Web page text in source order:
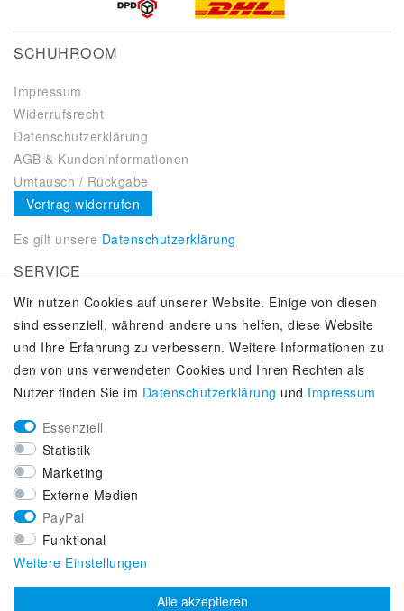
SCHUHROOM
Impressum
Widerrufsrecht
Datenschutzerklärung
AGB & Kundeninformationen
Umtausch / Rückgabe
Vertrag widerrufen
Es gilt unsere Datenschutzerklärung
SERVICE
Kontakt
Zahlung & Versand
Über uns
Selbstabholung
Adiletten online kaufen
KUNDENSERVICE
Lifestyle & Fashion Sneaker Fachhandel
Top-Sneaker Modelle ausgewählter Marken
Kostenloser Versand ab 40 € deutschlandweit
Kostenloser Rückversand deutschlandweit
Versandfertig innerhalb 24h
Zahlung auf Rechnung (via PayPalPlus)
Wir nutzen Cookies auf unserer Website. Einige von diesen
sind essenziell, während andere uns helfen, diese Website
und Ihre Erfahrung zu verbessern. Weitere Informationen zu
den von uns verwendeten Cookies und Ihren Rechten als
Nutzer finden Sie im Daten­schutz­erklärung und Impressum
Essenziell
Statistik
Marketing
Externe Medien
PayPal
Funktional
Weitere Einstellungen
Alle akzeptieren